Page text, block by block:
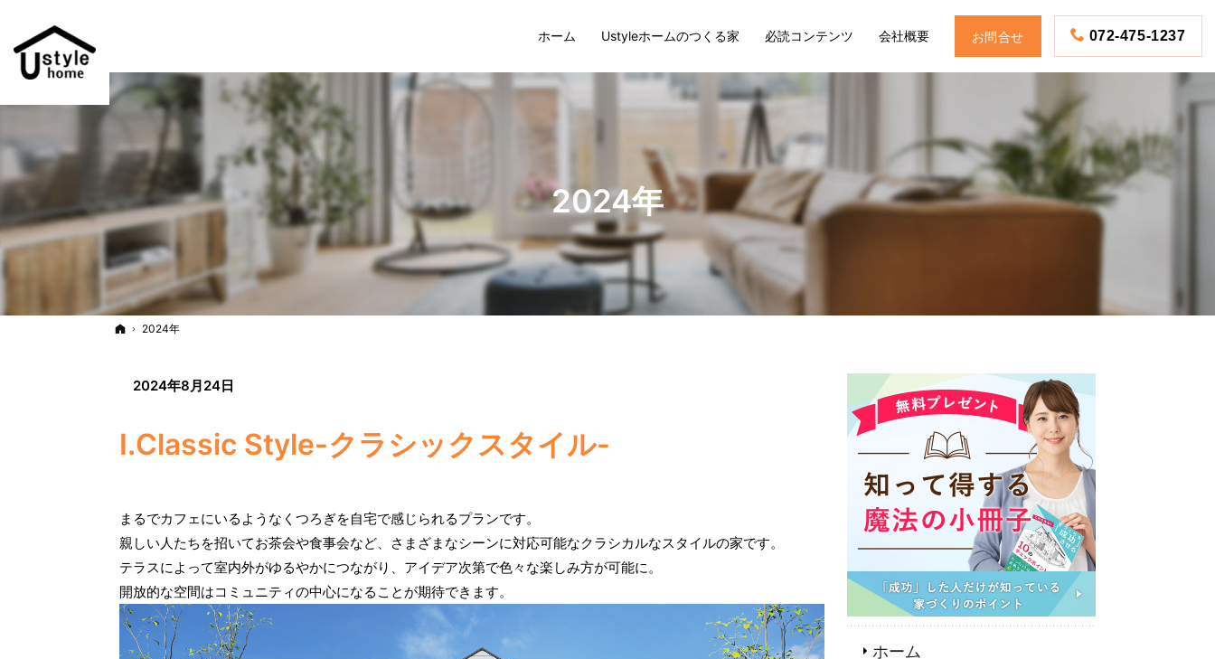
2024年
ホーム
2024年
2024年8月24日
I.Classic Style-クラシックスタイル-
まるでカフェにいるようなくつろぎを自宅で感じられるプランです。
親しい人たちを招いてお茶会や食事会など、さまざまなシーンに対応可能なクラシカルなスタイルの家です。
テラスによって室内外がゆるやかにつながり、アイデア次第で色々な楽しみ方が可能に。
開放的な空間はコミュニティの中心になることが期待できます。
ホーム
ホーム Ustyleホームのつくる家 必読コンテンツ 会社概要 お問合せ 072-475-1237